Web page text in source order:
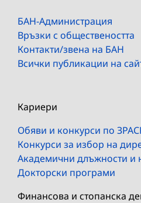
БАН-Администрация
Връзки с обществеността
Контакти/звена на БАН
Всички публикации на
Кариери
Обяви и конкурси по
Конкурси за избор на
Академични длъжности и
Докторски програми
Финансова и стопанска